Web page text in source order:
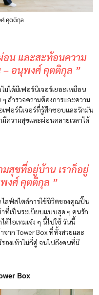
คุตติกุล
อน และสะท้อนความ
– อนุพงศ์ คุตติกุล ”
ม่ได้มีเฟอร์นิเจอร์เยอะเหมือน
สำรวจความต้องการและความ
เฟอร์นิเจอร์ที่รู้สึกชอบและรักมัน
ความสุขและผ่อนคลายเวลาได้
สุขที่อยู่บ้าน เราก็อยู่
งศ์ คุตติกุล ”
ลฟ์สไตล์การใช้ชีวิตของคุณปิ๊น
าที่เป็นระเบียบแบบสุด ๆ คนรัก
ไอเทมเจ๋ง ๆ นี้ไปใช้ วันนี้
จาก Tower Box ที่ทั้งสวยและ
องเท้าไม่กี่คู่ จนไปถึงคนที่มี
Box